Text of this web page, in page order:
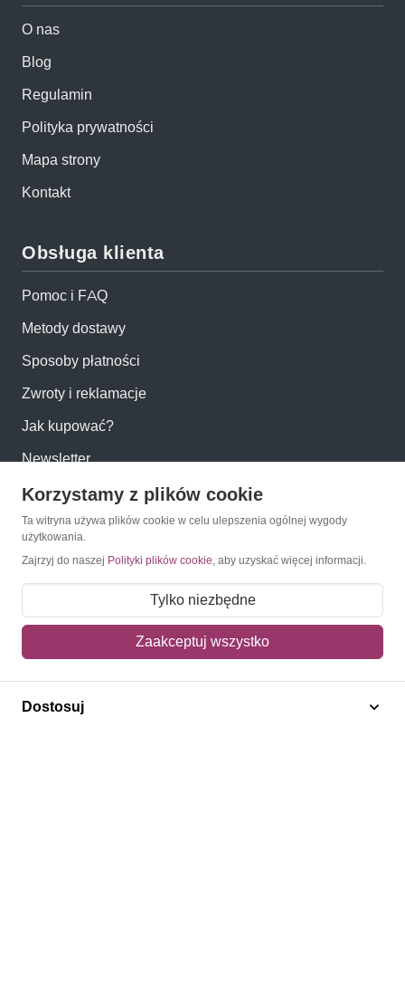
O nas
Blog
Regulamin
Polityka prywatności
Mapa strony
Kontakt
Obsługa klienta
Pomoc i FAQ
Metody dostawy
Sposoby płatności
Zwroty i reklamacje
Jak kupować?
Newsletter
Konto
Moje konto
Mój koszyk
Adres dostawy
Polecamy
Korzystamy z plików cookie
Ta witryna używa plików cookie w celu ulepszenia ogólnej wygody
użytkowania.
Zajrzyj do naszej Polityki plików cookie, aby uzyskać więcej informacji.
Tylko niezbędne
Zaakceptuj wszystko
Dostosuj